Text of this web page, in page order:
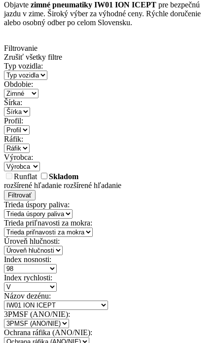
Objavte zimné pneumatiky IW01 ION ICEPT pre bezpečnú
jazdu v zime. Široký výber za výhodné ceny. Rýchle doručenie
alebo osobný odber po celom Slovensku.
Filtrovanie
Zrušiť všetky filtre
Typ vozidla:
Obdobie:
Šírka:
Profil:
Ráfik:
Výrobca:
Runflat
Skladom
rozšírené hľadanie rozšírené hľadanie
Filtrovať
Trieda úspory paliva:
Trieda priľnavosti za mokra:
Úroveň hlučnosti:
Index nosnosti:
Index rychlosti:
Názov dezénu:
3PMSF (ANO/NIE):
Ochrana ráfika (ANO/NIE):